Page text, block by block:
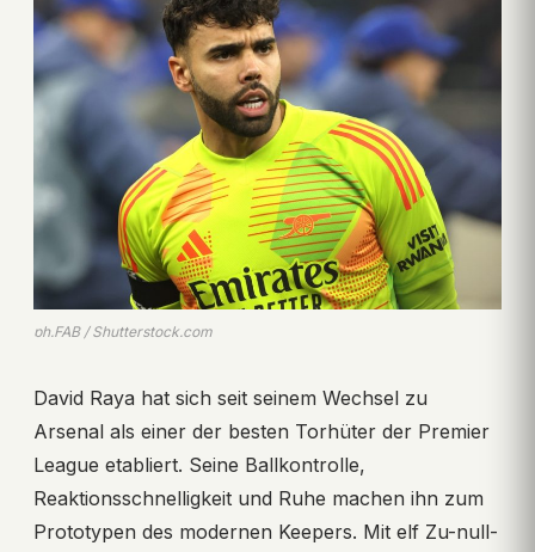
ph.FAB / Shutterstock.com
David Raya hat sich seit seinem Wechsel zu
Arsenal als einer der besten Torhüter der Premier
League etabliert. Seine Ballkontrolle,
Reaktionsschnelligkeit und Ruhe machen ihn zum
Prototypen des modernen Keepers. Mit elf Zu-null-